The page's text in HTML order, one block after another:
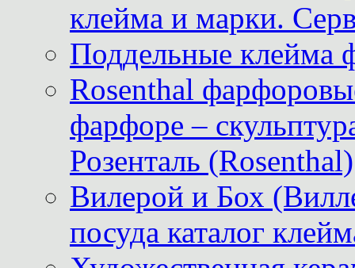
клейма и марки.
Поддельные клейма
Rosenthal
фарфоре –
Розенталь (Rosenthal)
Вилерой и Бох
посуда каталог